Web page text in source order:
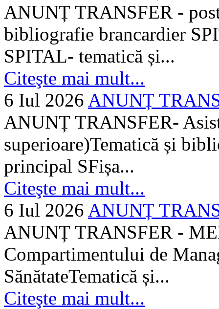
ANUNȚ TRANSFER -
bibliografie brancardier
SPITAL- tematică și...
Citeşte mai mult...
6 Iul 2026 ANUNȚ
ANUNȚ TRANSFER-
superioare)Tematică și
principal SFișa...
Citeşte mai mult...
6 Iul 2026 ANUNȚ
ANUNȚ TRANSFER -
Compartimentului de
SănătateTematică și...
Citeşte mai mult...